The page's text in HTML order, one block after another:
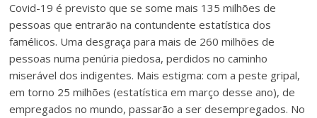
Covid-19 é previsto que se some mais 135 milhões de
pessoas que entrarão na contundente estatística dos
famélicos. Uma desgraça para mais de 260 milhões de
pessoas numa penúria piedosa, perdidos no caminho
miserável dos indigentes. Mais estigma: com a peste gripal,
em torno 25 milhões (estatística em março desse ano), de
empregados no mundo, passarão a ser desempregados. No